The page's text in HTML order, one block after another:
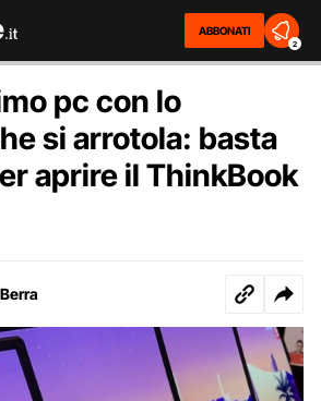
ABBONATI
2
pc con lo
si arrotola: basta
aprire il ThinkBook